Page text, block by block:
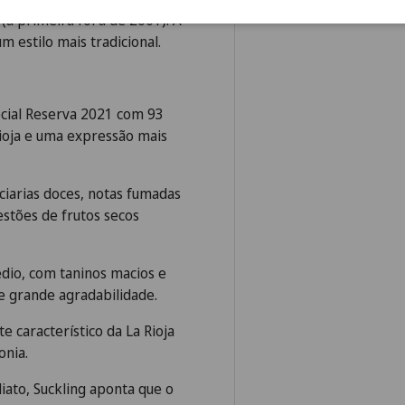
primeira foi a de 2001). A
estilo mais tradicional.
Reserva 2021 com 93
e uma expressão mais
doces, notas fumadas
de frutos secos
com taninos macios e
grande agradabilidade.
característico da La Rioja
Suckling aponta que o